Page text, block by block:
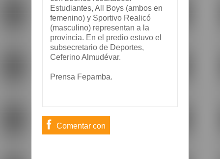
Estudiantes, All Boys (ambos en
femenino) y Sportivo Realicó
(masculino) representan a la
provincia. En el predio estuvo el
subsecretario de Deportes,
Ceferino Almudévar.
Prensa Fepamba.
Comentar con